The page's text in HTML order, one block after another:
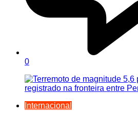
0
Internacional